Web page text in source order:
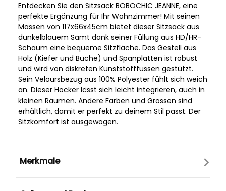
Entdecken Sie den Sitzsack BOBOCHIC JEANNE, eine
perfekte Ergänzung für Ihr Wohnzimmer! Mit seinen
Massen von 117x66x45cm bietet dieser Sitzsack aus
dunkelblauem Samt dank seiner Füllung aus HD/HR-
Schaum eine bequeme Sitzfläche. Das Gestell aus
Holz (Kiefer und Buche) und Spanplatten ist robust
und wird von diskreten Kunststofffüssen gestützt.
Sein Veloursbezug aus 100% Polyester fühlt sich weich
an. Dieser Hocker lässt sich leicht integrieren, auch in
kleinen Räumen. Andere Farben und Grössen sind
erhältlich, damit er perfekt zu deinem Stil passt. Der
Sitzkomfort ist ausgewogen.
Merkmale